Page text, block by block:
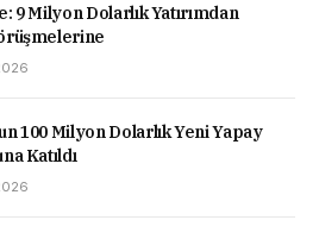
9 Milyon Dolarlık Yatırımdan
100 Milyon Dolarlık Yeni Yapay
Katıldı